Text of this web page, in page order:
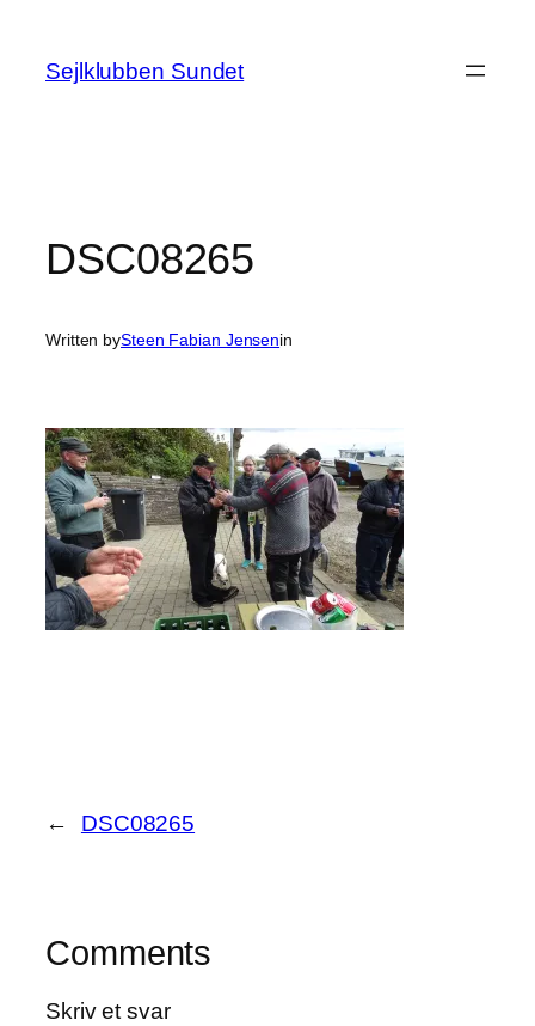
indhold
Sejlklubben Sundet
DSC08265
Written bySteen Fabian Jensenin
← DSC08265
Comments
Skriv et svar